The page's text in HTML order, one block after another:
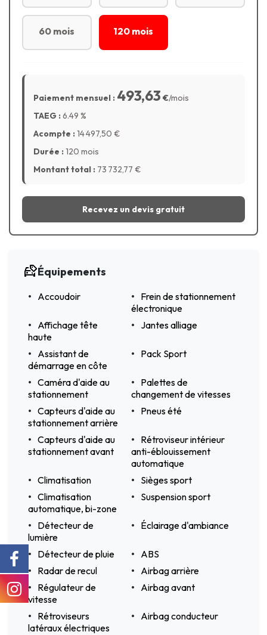
60 mois 120 mois
Paiement mensuel : 493,63 €/mois
TAEG :6.49 %
Acompte :14 497,50 €
Durée :120 mois
Montant total : 73 732,77 €
Recevez un devis gratuit
Équipements
Accoudoir
Frein de stationnement
électronique
Affichage tête
haute
Jantes alliage
Assistant de
démarrage en côte
Pack Sport
Caméra d'aide au
stationnement
Palettes de
changement de vitesses
Capteurs d'aide au
stationnement arrière
Pneus été
Capteurs d'aide au
stationnement avant
Rétroviseur intérieur
anti-éblouissement
automatique
Climatisation
Sièges sport
Climatisation
automatique, bi-zone
Suspension sport
Détecteur de
lumière
Éclairage d'ambiance
Détecteur de pluie
ABS
Radar de recul
Airbag arrière
Régulateur de
vitesse
Airbag avant
Rétroviseurs
latéraux électriques
Airbag conducteur